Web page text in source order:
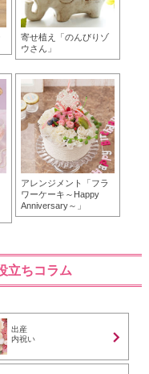
寄せ植え「のんびりゾ
ウさん」
アレンジメント「フラ
ワーケーキ～Happy
Anniversary～」
立ちコラム
出産
内祝い